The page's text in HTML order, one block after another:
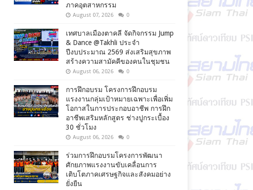
ภาคอุตสาหกรรม
August 07, 2026 0
เทศบาลเมืองตาคลี จัดกิจกรรม Jump
& Dance @Takhli ประจำ
ปีงบประมาณ 2569 ส่งเสริมสุขภาพ
สร้างความสามัคคีของคนในชุมชน
August 06, 2026 0
การฝึกอบรม โครงการฝึกอบรม
แรงงานกลุ่มเป้าหมายเฉพาะเพื่อเพิ่ม
โอกาสในการประกอบอาชีพ การฝึก
อาชีพเสริมหลักสูตร ช่างปูกระเบื้อง
30 ชั่วโมง
August 06, 2026 0
ร่วมการฝึกอบรมโครงการพัฒนา
ศักยภาพแรงงานขับเคลื่อนการ
เติบโตภาคเศรษฐกิจและสังคมอย่าง
ยั่งยืน